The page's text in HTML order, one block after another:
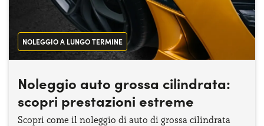
NOLEGGIO A LUNGO TERMINE
Noleggio auto grossa cilindrata:
scopri prestazioni estreme
Scopri come il noleggio di auto di grossa cilindrata